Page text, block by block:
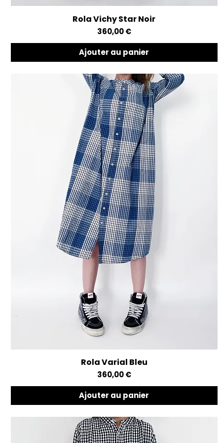
Aperçu rapide
Rola Vichy Star Noir
Prix
360,00 €
Ajouter au panier
Aperçu rapide
Rola Varial Bleu
Prix
360,00 €
Ajouter au panier